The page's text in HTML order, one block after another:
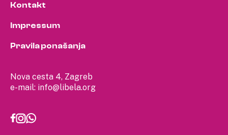
Nova cesta 4, Zagreb
e-mail: info@libela.org
Kontakt
Impressum
Pravila ponašanja